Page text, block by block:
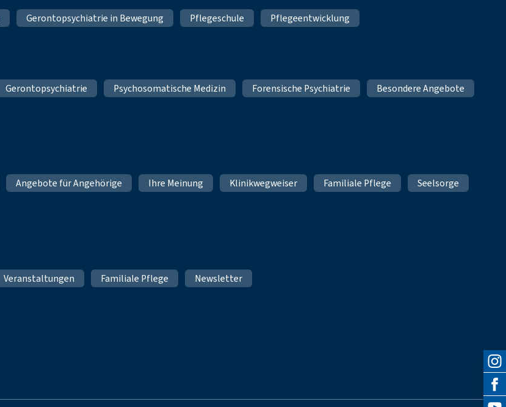
Gerontopsychiatrie in Bewegung Pflegeschule Pflegeentwicklung
Gerontopsychiatrie Psychosomatische Medizin Forensische Psychiatrie
Besondere Angebote
Angebote für Angehörige Ihre Meinung Klinikwegweiser Familiale Pflege
Seelsorge
Veranstaltungen Familiale Pflege Newsletter